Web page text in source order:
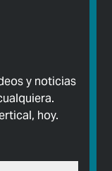
y noticias
hoy.